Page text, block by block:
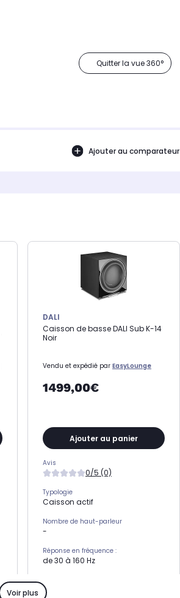
Quitter la vue 360°
Ajouter au comparateur
DALI
Caisson de basse DALI Sub K-14
Noir
Vendu et expédié par EasyLounge
1499,00€
Ajouter au panier
Avis
0/5 (0)
Typologie
Caisson actif
Nombre de haut-parleur
-
Réponse en fréquence :
de 30 à 160 Hz
-
Voir plus